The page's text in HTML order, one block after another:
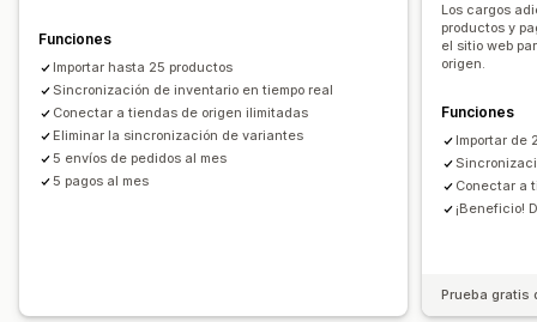
Funciones
Importar hasta 25 productos
Sincronización de inventario en tiempo real
Conectar a tiendas de origen ilimitadas
Eliminar la sincronización de variantes
5 envíos de pedidos al mes
5 pagos al mes
Los cargos
productos y
el sitio web
origen.
Funciones
Importar de
Conectar a
¡Beneficio!
Prueba gratis